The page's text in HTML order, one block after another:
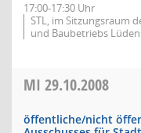
17:00-17:30 Uhr
STL, im Sitzungsraum
und Baubetriebs
MI 29.10.2008
öffentliche/nicht